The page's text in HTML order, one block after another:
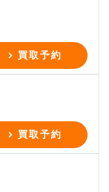
買取予約
買取予約